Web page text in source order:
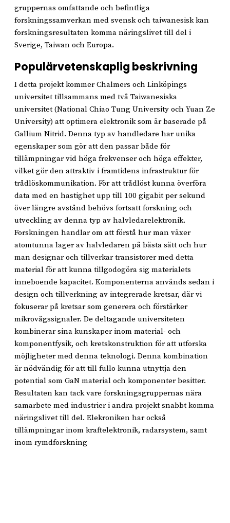
gruppernas omfattande och befintliga
forskningssamverkan med svensk och taiwanesisk kan
forskningsresultaten komma näringslivet till del i
Sverige, Taiwan och Europa.
Populärvetenskaplig beskrivning
I detta projekt kommer Chalmers och Linköpings
universitet tillsammans med två Taiwanesiska
universitet (National Chiao Tung University och Yuan Ze
University) att optimera elektronik som är baserade på
Gallium Nitrid. Denna typ av handledare har unika
egenskaper som gör att den passar både för
tillämpningar vid höga frekvenser och höga effekter,
vilket gör den attraktiv i framtidens infrastruktur för
trådlöskommunikation. För att trådlöst kunna överföra
data med en hastighet upp till 100 gigabit per sekund
över längre avstånd behövs fortsatt forskning och
utveckling av denna typ av halvledarelektronik.
Forskningen handlar om att förstå hur man växer
atomtunna lager av halvledaren på bästa sätt och hur
man designar och tillverkar transistorer med detta
material för att kunna tillgodogöra sig materialets
inneboende kapacitet. Komponenterna används sedan i
design och tillverkning av integrerade kretsar, där vi
fokuserar på kretsar som generera och förstärker
mikrovågssignaler. De deltagande universiteten
kombinerar sina kunskaper inom material- och
komponentfysik, och kretskonstruktion för att utforska
möjligheter med denna teknologi. Denna kombination
är nödvändig för att till fullo kunna utnyttja den
potential som GaN material och komponenter besitter.
Resultaten kan tack vare forskningsgruppernas nära
samarbete med industrier i andra projekt snabbt komma
näringslivet till del. Elekroniken har också
tillämpningar inom kraftelektronik, radarsystem, samt
inom rymdforskning